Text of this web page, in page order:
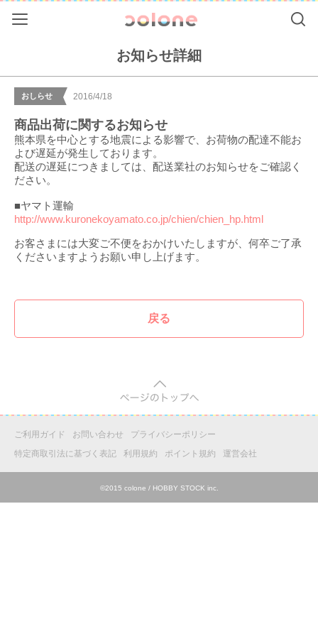
colone（
お知らせ詳細
おしらせ 2016/4/18
商品出荷に関するお知らせ
熊本県を中心とする地震による影響で、お荷物の配達不能お
よび遅延が発生しております。
配送の遅延につきましては、配送業社のお知らせをご確認く
ださい。
■ヤマト運輸
http://www.kuronekoyamato.co.jp/chien/chien_hp.html
お客さまには大変ご不便をおかけいたしますが、何卒ご了承
くださいますようお願い申し上げます。
戻る
ご利用ガイド お問い合わせ
プライバシーポリシー
特定商取引法に基づく表記
利用規約 ポイント規約 運営会社
©2015 colone / HOBBY STOCK inc.